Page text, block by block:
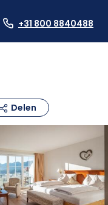
+31 800 8840488
Delen